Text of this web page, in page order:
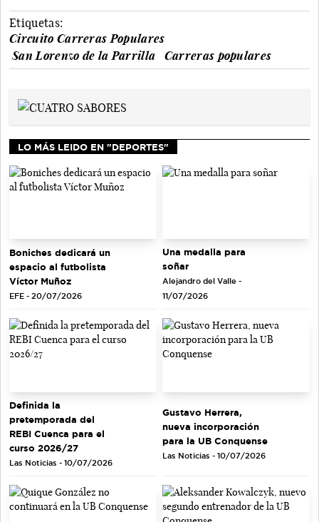
Etiquetas:
Circuito Carreras Populares
San Lorenzo de la Parrilla
Carreras populares
LO MÁS LEIDO EN "DEPORTES"
Boniches dedicará un
espacio al futbolista
Víctor Muñoz
EFE - 20/07/2026
Una medalla para
soñar
Alejandro del Valle -
11/07/2026
Definida la
pretemporada del
REBI Cuenca para el
curso 2026/27
Las Noticias - 10/07/2026
Gustavo Herrera,
nueva incorporación
para la UB Conquense
Las Noticias - 10/07/2026